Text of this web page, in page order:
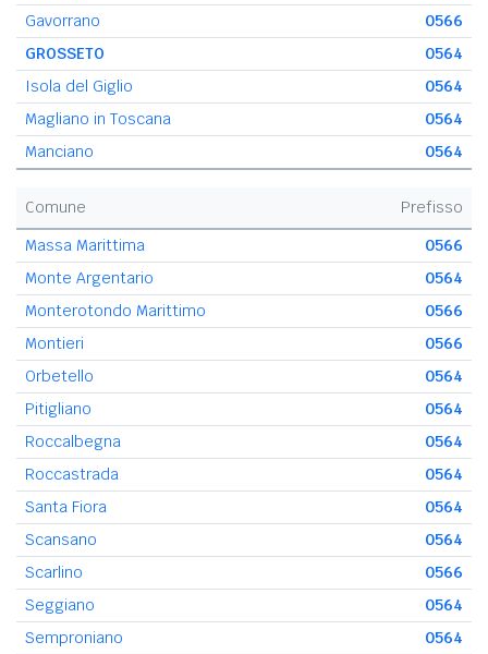
Gavorrano
0566
GROSSETO
0564
Isola del Giglio
0564
Magliano in Toscana
0564
Manciano
0564
Comune
Prefisso
Massa Marittima
0566
Monte Argentario
0564
Monterotondo Marittimo
0566
Montieri
0566
Orbetello
0564
Pitigliano
0564
Roccalbegna
0564
Roccastrada
0564
Santa Fiora
0564
Scansano
0564
Scarlino
0566
Seggiano
0564
Semproniano
0564